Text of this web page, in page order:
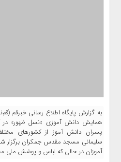
به گزارش پایگاه اطلاع رسانی خبرقم
همایش دانش آموزی «نسل ظهور» در
پسران دانش آموز از کشورهای
سلیمانی مسجد مقدس جمکران برگزار
آموزان در حالی که لباس و پوشش ملی